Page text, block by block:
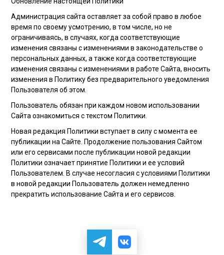
Администрация сайта оставляет за собой право в любое
время по своему усмотрению, в том числе, но не
ограничиваясь, в случаях, когда соответствующие
изменения связаны с изменениями в законодательстве о
персональных данных, а также когда соответствующие
изменения связаны с изменениями в работе Сайта, вносить
изменения в Политику без предварительного уведомления
Пользователя об этом.
Пользователь обязан при каждом новом использовании
Сайта ознакомиться с текстом Политики.
Новая редакция Политики вступает в силу с момента ее
публикации на Сайте. Продолжение пользования Сайтом
или его сервисами после публикации новой редакции
Политики означает принятие Политики и ее условий
Пользователем. В случае несогласия с условиями Политики
в новой редакции Пользователь должен немедленно
прекратить использование Сайта и его сервисов.